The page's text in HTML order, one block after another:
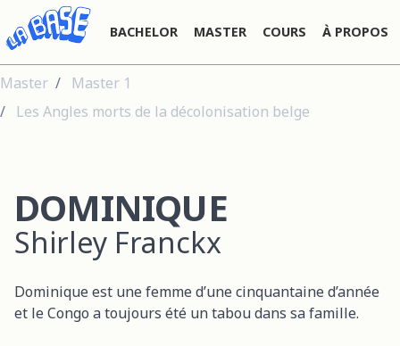
BACHELOR MASTER COURS À PROPOS
Master
Master 1
Les Angles morts de la décolonisation belge
DOMINIQUE
Shirley Franckx
Dominique est une femme d’une cinquantaine d’année
et le Congo a toujours été un tabou dans sa famille.